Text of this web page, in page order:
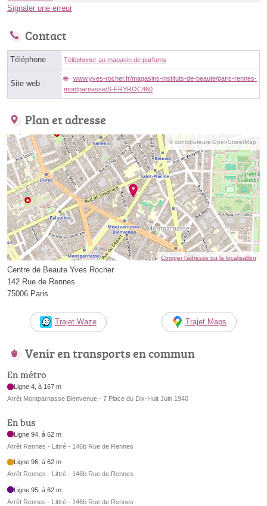
Signaler une erreur
Contact
Téléphone Téléphoner au magasin de parfums
Site web
www.yves-rocher.fr/magasins-instituts-de-beaute/paris-rennes-
montparnasse/S-FRYROC460
Plan et adresse
© contributeurs OpenStreetMap
Corriger l’adresse ou la localisation
Centre de Beaute Yves Rocher
142 Rue de Rennes
75006 Paris
Trajet Waze Trajet Maps
Venir en transports en commun
En métro
Ligne 4, à 167 m
Arrêt Montparnasse Bienvenue - 7 Place du Dix-Huit Juin 1940
En bus
Ligne 94, à 62 m
Arrêt Rennes - Littré - 146b Rue de Rennes
Ligne 96, à 62 m
Arrêt Rennes - Littré - 146b Rue de Rennes
Ligne 95, à 62 m
Arrêt Rennes - Littré - 146b Rue de Rennes